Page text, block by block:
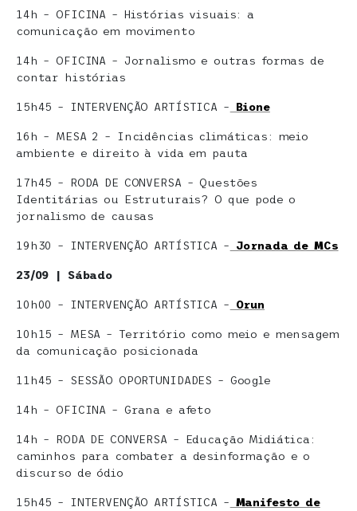
14h – OFICINA – Histórias visuais: a
comunicação em movimento
14h – OFICINA – Jornalismo e outras formas de
contar histórias
15h45 – INTERVENÇÃO ARTÍSTICA – Bione
16h – MESA 2 – Incidências climáticas: meio
ambiente e direito à vida em pauta
17h45 – RODA DE CONVERSA – Questões
Identitárias ou Estruturais? O que pode o
jornalismo de causas
19h30 – INTERVENÇÃO ARTÍSTICA – Jornada de MCs
23/09 | Sábado
10h00 – INTERVENÇÃO ARTÍSTICA – Orun
10h15 – MESA – Território como meio e mensagem
da comunicação posicionada
11h45 – SESSÃO OPORTUNIDADES – Google
14h – OFICINA – Grana e afeto
14h – RODA DE CONVERSA – Educação Midiática:
caminhos para combater a desinformação e o
discurso de ódio
15h45 – INTERVENÇÃO ARTÍSTICA – Manifesto de